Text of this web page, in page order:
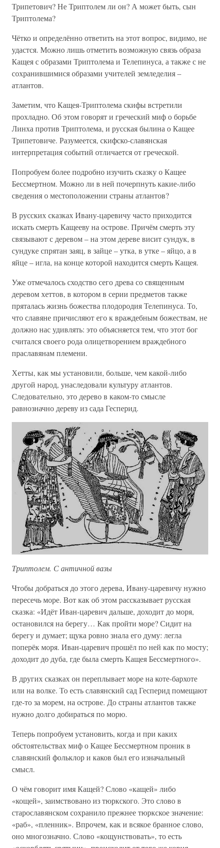
Трипетович? Не Триптолем ли он? А может быть, сын
Триптолема?
Чётко и определённо ответить на этот вопрос, видимо, не
удастся. Можно лишь отметить возможную связь образа
Кащея с образами Триптолема и Телепинуса, а также с не
сохранившимися образами учителей земледелия –
атлантов.
Заметим, что Кащея-Триптолема скифы встретили
прохладно. Об этом говорят и греческий миф о борьбе
Линха против Триптолема, и русская былина о Кащее
Трипетовиче. Разумеется, скифско-славянская
интерпретация событий отличается от греческой.
Попробуем более подробно изучить сказку о Кащее
Бессмертном. Можно ли в ней почерпнуть какие-либо
сведения о местоположении страны атлантов?
В русских сказках Ивану-царевичу часто приходится
искать смерть Кащееву на острове. Причём смерть эту
связывают с деревом – на этом дереве висит сундук, в
сундуке спрятан заяц, в зайце – утка, в утке – яйцо, а в
яйце – игла, на конце которой находится смерть Кащея.
Уже отмечалось сходство сего древа со священным
деревом хеттов, в котором в серии предметов также
пряталась жизнь божества плодородия Телепинуса. То,
что славяне причисляют его к враждебным божествам, не
должно нас удивлять: это объясняется тем, что этот бог
считался своего рода олицетворением враждебного
праславянам племени.
Хетты, как мы установили, больше, чем какой-либо
другой народ, унаследовали культуру атлантов.
Следовательно, это дерево в каком-то смысле
равнозначно дереву из сада Гесперид.
Триптолем. С античной вазы
Чтобы добраться до этого дерева, Ивану-царевичу нужно
пересечь море. Вот как об этом рассказывает русская
сказка: «Идёт Иван-царевич дальше, доходит до моря,
остановился на берегу… Как пройти море? Сидит на
берегу и думает; щука ровно знала его думу: легла
поперёк моря. Иван-царевич прошёл по ней как по мосту;
доходит до дуба, где была смерть Кащея Бессмертного».
В других сказках он переплывает море на коте-бархоте
или на волке. То есть славянский сад Гесперид помещают
где-то за морем, на острове. До страны атлантов также
нужно долго добираться по морю.
Теперь попробуем установить, когда и при каких
обстоятельствах миф о Кащее Бессмертном проник в
славянский фольклор и каков был его изначальный
смысл.
О чём говорит имя Кащей? Слово «кащей» либо
«кощей», заимствовано из тюркского. Это слово в
старославянском сохранило прежнее тюркское значение:
«раб», «пленник». Впрочем, как и всякое бранное слово,
оно многозначно. Слово «кощунствовать», то есть